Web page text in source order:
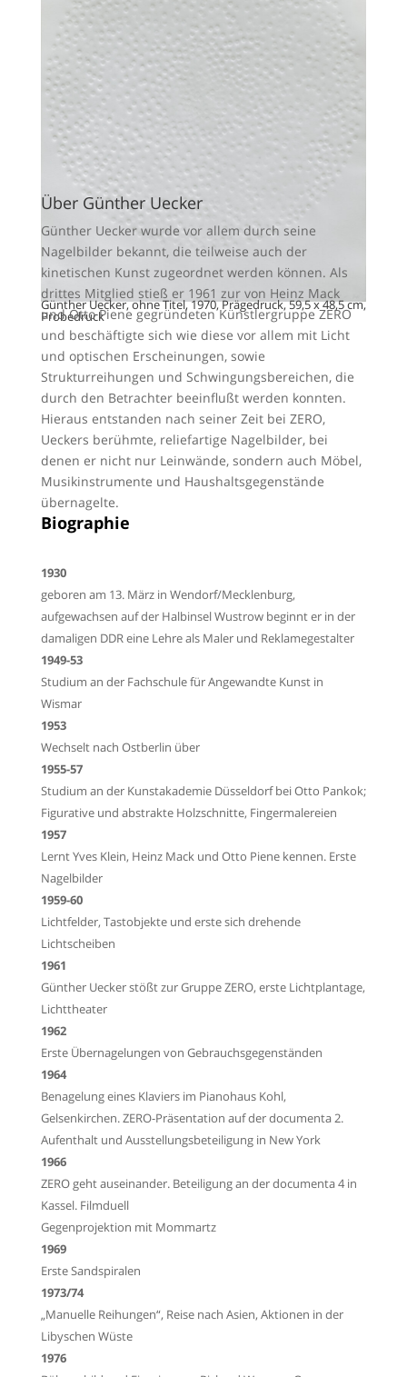
Günther Uecker, ohne Titel, 1970, Prägedruck, 59,5 x 48,5 cm,
Probedruck
Über Günther Uecker
Günther Uecker wurde vor allem durch seine
Nagelbilder bekannt, die teilweise auch der
kinetischen Kunst zugeordnet werden können. Als
drittes Mitglied stieß er 1961 zur von Heinz Mack
und Otto Piene gegründeten Künstlergruppe ZERO
und beschäftigte sich wie diese vor allem mit Licht
und optischen Erscheinungen, sowie
Strukturreihungen und Schwingungsbereichen, die
durch den Betrachter beeinflußt werden konnten.
Hieraus entstanden nach seiner Zeit bei ZERO,
Ueckers berühmte, reliefartige Nagelbilder, bei
denen er nicht nur Leinwände, sondern auch Möbel,
Musikinstrumente und Haushaltsgegenstände
übernagelte.
Biographie
1930
geboren am 13. März in Wendorf/Mecklenburg,
aufgewachsen auf der Halbinsel Wustrow beginnt er in der
damaligen DDR eine Lehre als Maler und Reklamegestalter
1949-53
Studium an der Fachschule für Angewandte Kunst in
Wismar
1953
Wechselt nach Ostberlin über
1955-57
Studium an der Kunstakademie Düsseldorf bei Otto Pankok;
Figurative und abstrakte Holzschnitte, Fingermalereien
1957
Lernt Yves Klein, Heinz Mack und Otto Piene kennen. Erste
Nagelbilder
1959-60
Lichtfelder, Tastobjekte und erste sich drehende
Lichtscheiben
1961
Günther Uecker stößt zur Gruppe ZERO, erste Lichtplantage,
Lichttheater
1962
Erste Übernagelungen von Gebrauchsgegenständen
1964
Benagelung eines Klaviers im Pianohaus Kohl,
Gelsenkirchen. ZERO-Präsentation auf derdocumenta 2.
Aufenthalt und Ausstellungsbeteiligung in New York
1966
ZERO geht auseinander. Beteiligung an der documenta 4 in
Kassel. Filmduell
Gegenprojektion mit Mommartz
1969
Erste Sandspiralen
1973/74
„Manuelle Reihungen“, Reise nach Asien, Aktionen in der
Libyschen Wüste
1976